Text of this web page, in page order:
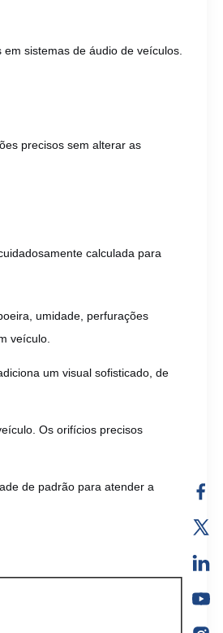
sistemas de áudio de veículos.
precisos sem alterar as
calculada para
umidade, perfurações
veículo.
um visual sofisticado, de
Os orifícios precisos
de padrão para atender a